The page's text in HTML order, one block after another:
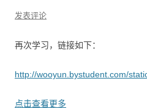
发表评论
再次学习，链接如下：
http://wooyun.bystudent.com/
点击查看更多